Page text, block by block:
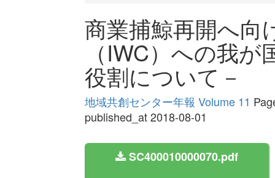
商業捕鯨再開へ向
（IWC）への我
役割について－
地域共創センター年報 Volume 11
published_at 2018-08-01
SC400010000070.pdf